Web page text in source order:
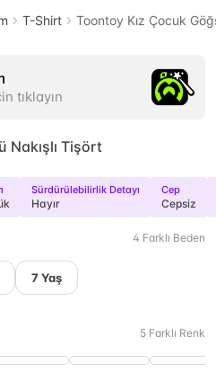
T-Shirt Toontoy Kız Çocuk
tıklayın
Nakışlı Tişört
Sürdürülebilirlik Detayı
Hayır
Cep
Cepsiz
4 Farklı Beden
7 Yaş
5 Farklı Renk